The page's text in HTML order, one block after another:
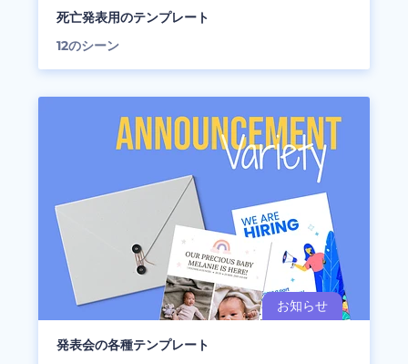
死亡発表用のテンプレート
12のシーン
発表会の各種テンプレート